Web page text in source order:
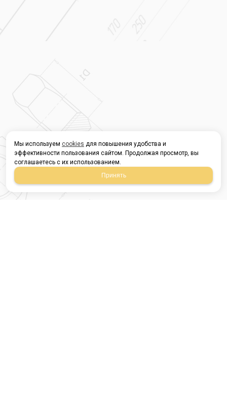
Мы используем cookies для повышения удобства и
эффективности пользования сайтом. Продолжая просмотр, вы
соглашаетесь с их использованием.
Принять